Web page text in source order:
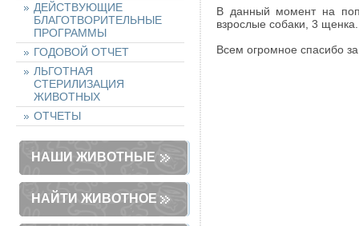
ДЕЙСТВУЮЩИЕ
БЛАГОТВОРИТЕЛЬНЫЕ
ПРОГРАММЫ
ГОДОВОЙ ОТЧЕТ
ЛЬГОТНАЯ
СТЕРИЛИЗАЦИЯ
ЖИВОТНЫХ
ОТЧЕТЫ
НАШИ ЖИВОТНЫЕ
НАЙТИ ЖИВОТНОЕ
В данный момент на
взрослые собаки, 3 щенка.
Всем огромное спасибо